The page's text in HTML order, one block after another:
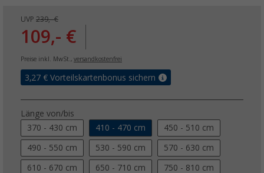
UVP 239,- €
109,- €
Preise inkl. MwSt., versandkostenfrei
3,27 € Vorteilskartenbonus sichern
Länge von/bis
370 - 430 cm
410 - 470 cm 450 - 510 cm
490 - 550 cm 530 - 590 cm 570 - 630 cm
610 - 670 cm 650 - 710 cm 750 - 810 cm